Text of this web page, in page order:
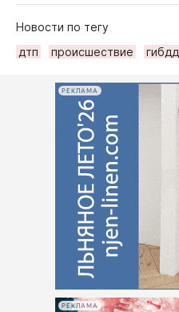
Новости по тегу
дтп
происшествие гибдд
РЕКЛАМА
РЕКЛАМА